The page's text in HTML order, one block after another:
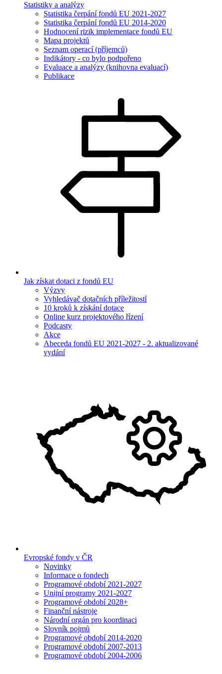
Statistiky a analýzy
Statistika čerpání fondů EU 2021-2027
Statistika čerpání fondů EU 2014-2020
Hodnocení rizik implementace fondů EU
Mapa projektů
Seznam operací (příjemců)
Indikátory - co bylo podpořeno
Evaluace a analýzy (knihovna evaluací)
Publikace
Jak získat dotaci z fondů EU
Výzvy
Vyhledávač dotačních příležitostí
10 kroků k získání dotace
Online kurz projektového řízení
Podcasty
Akce
Abeceda fondů EU 2021-2027 - 2. aktualizované
vydání
Evropské fondy v ČR
Novinky
Informace o fondech
Programové období 2021-2027
Unijní programy 2021-2027
Programové období 2028+
Finanční nástroje
Národní orgán pro koordinaci
Slovník pojmů
Programové období 2014-2020
Programové období 2007-2013
Programové období 2004-2006